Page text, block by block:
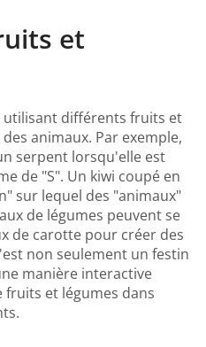
et
utilisant différents fruits et
animaux. Par exemple,
serpent lorsqu'elle est
de "S". Un kiwi coupé en
sur lequel des "animaux"
de légumes peuvent se
de carotte pour créer des
non seulement un festin
manière interactive
et légumes dans